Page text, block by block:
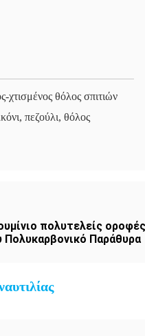
χτισμένος θόλος σπιτιών
πεζούλι, θόλος
πολυτελείς
Πολυκαρβονικό Παράθυρα